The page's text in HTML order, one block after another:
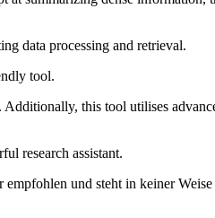
data processing and retrieval.
tool.
this tool utilises
research assistant.
und steht in keiner